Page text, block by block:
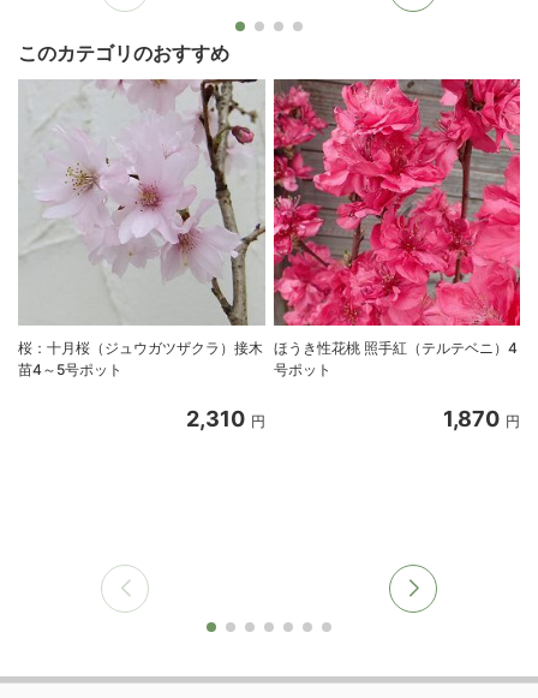
このカテゴリのおすすめ
桜：十月桜（ジュウガツザクラ）接木
苗4～5号ポット
2,310 円
ほうき性花桃 照手紅（テルテベニ）4
号ポット
1,870 円